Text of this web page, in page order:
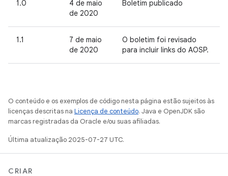
1.0
4 de maio
de 2020
Boletim publicado
1.1
7 de maio
de 2020
O boletim foi revisado
para incluir links do AOSP.
O conteúdo e os exemplos de código nesta página estão sujeitos às
licenças descritas na Licença de conteúdo. Java e OpenJDK são
marcas registradas da Oracle e/ou suas afiliadas.
Última atualização 2025-07-27 UTC.
CRIAR